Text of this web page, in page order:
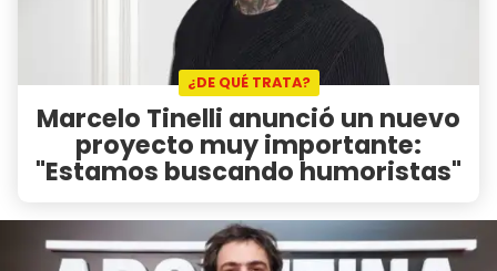
¿DE QUÉ TRATA?
Marcelo Tinelli anunció un nuevo
proyecto muy importante:
"Estamos buscando humoristas"